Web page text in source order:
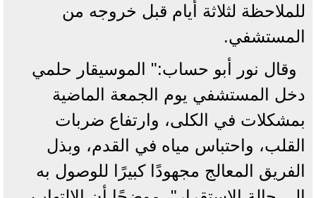
للملاحظة لثلاثة أيام قبل خروجه من
المستشفي.
وقال نور أبو حساب:" الموسيقار حلمي
دخل المستشفي يوم الجمعة الماضية
بمشكلات في الكلى، وارتفاع ضربات
القلب، واحتباس مياه في القدم، وبذل
الفريق المعالج مجهودًا كبيرًا للوصول به